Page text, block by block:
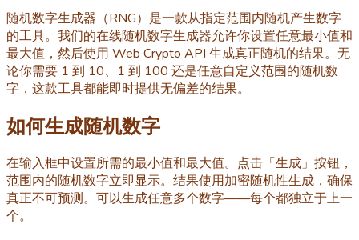
随机数字生成器（RNG）是一款从指定范围内随机产生数字
的工具。我们的在线随机数字生成器允许你设置任意最小值和
最大值，然后使用 Web Crypto API 生成真正随机的结果。无
论你需要 1 到 10、1 到 100 还是任意自定义范围的随机数
字，这款工具都能即时提供无偏差的结果。
如何生成随机数字
在输入框中设置所需的最小值和最大值。点击「生成」按钮，
范围内的随机数字立即显示。结果使用加密随机性生成，确保
真正不可预测。可以生成任意多个数字——每个都独立于上一
个。